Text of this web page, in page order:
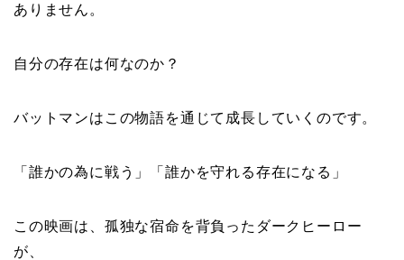
ありません。
自分の存在は何なのか？
バットマンはこの物語を通じて成長していくのです。
「誰かの為に戦う」「誰かを守れる存在になる」
この映画は、孤独な宿命を背負ったダークヒーロー
が、